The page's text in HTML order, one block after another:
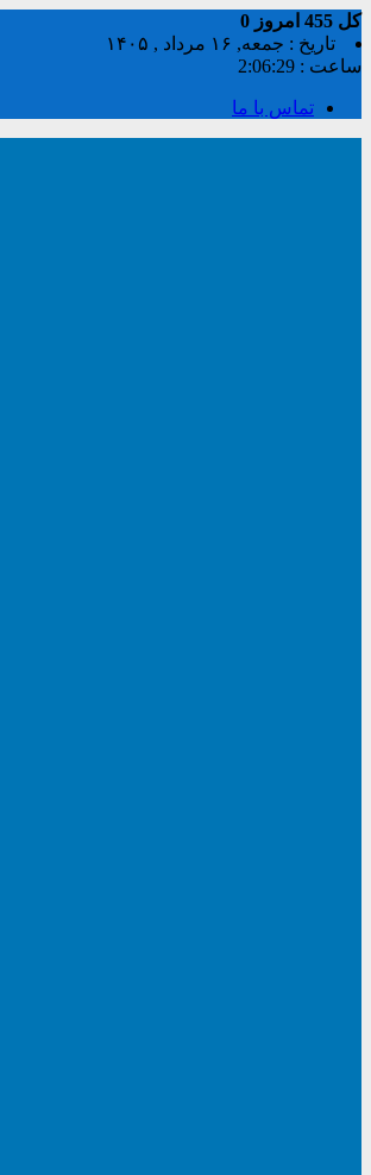
کل امروز 0
تاریخ : جمعه, ۱۶ مرداد , ۱۴۰۵
ساعت : 2:06:30
تماس با ما